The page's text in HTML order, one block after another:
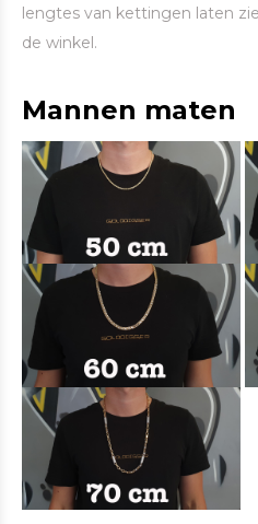
lengtes van kettingen laten
de winkel.
Mannen maten